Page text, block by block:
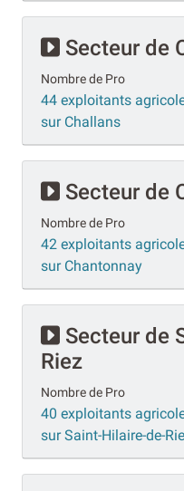
Secteur de
Nombre de Pro
44 exploitants
sur Challans
Secteur de
Nombre de Pro
42 exploitants
sur Chantonnay
Secteur de
Riez
Nombre de Pro
40 exploitants
sur Saint-Hilaire-de-